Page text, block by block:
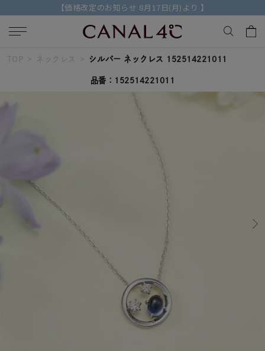
【2026 AUTUMN COLLECTION】特典付きの
キーワードで検索する
#ダイヤモンド ネックレス
#エタニティ
すべてのネックレス
TOP ネックレス シルバー ネックレス 152514221011
品番：152514221011